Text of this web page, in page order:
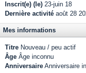
Inscrit(e) (le) 23-juin 18
Dernière activité août 28
Mes informations
Titre Nouveau / peu actif
Âge Âge inconnu
Anniversaire Anniversaire